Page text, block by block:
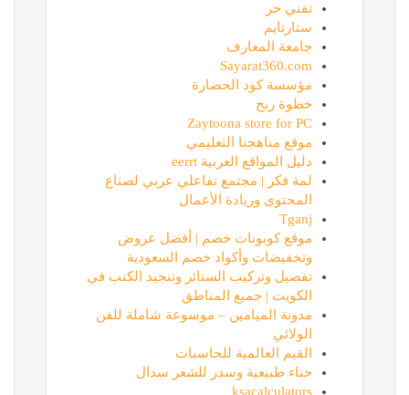
تقني حر
ستارتايم
جامعة المعارف
Sayarat360.com
مؤسسة كود الحضارة
خطوة ربح
Zaytoona store for PC
موقع مناهجنا التعليمي
دليل المواقع العربية eerrt
لمة فكر | مجتمع تفاعلي عربي لصناع
المحتوى وريادة الأعمال
Tganj
موقع كوبونات خصم | أفضل عروض
وتخفيضات وأكواد خصم السعودية
تفصيل وتركيب الستائر وتنجيد الكنب في
الكويت | جميع المناطق
مدونة الميامين – موسوعة شاملة للفن
الولائي
القيم العالمية للحاسبات
حناء طبيعية وسدر للشعر سدال
ksacalculators